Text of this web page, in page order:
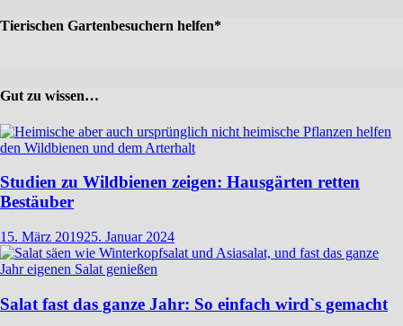
Tierischen Gartenbesuchern helfen*
Gut zu wissen…
Studien zu Wildbienen zeigen: Hausgärten retten
Bestäuber
15. März 201925. Januar 2024
Salat fast das ganze Jahr: So einfach wird`s gemacht